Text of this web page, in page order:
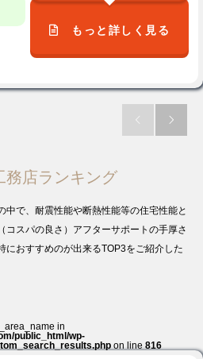
もっと詳しく見る
 
務店ランキング
中で、耐震性能や断熱性能等の住宅性能と
コスパの良さ）アフターサポートの手厚さ
におすすめのが出来るTOP3をご紹介した
in
public_html/wp-
on line816